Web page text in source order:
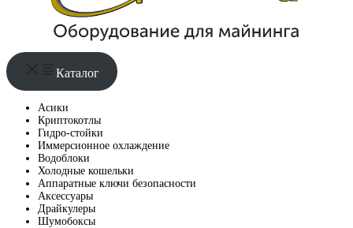
Каталог
Асики
Криптокотлы
Гидро-стойки
Иммерсионное охлаждение
Водоблоки
Холодные кошельки
Аппаратные ключи безопасности
Аксессуары
Драйкулеры
Шумобоксы